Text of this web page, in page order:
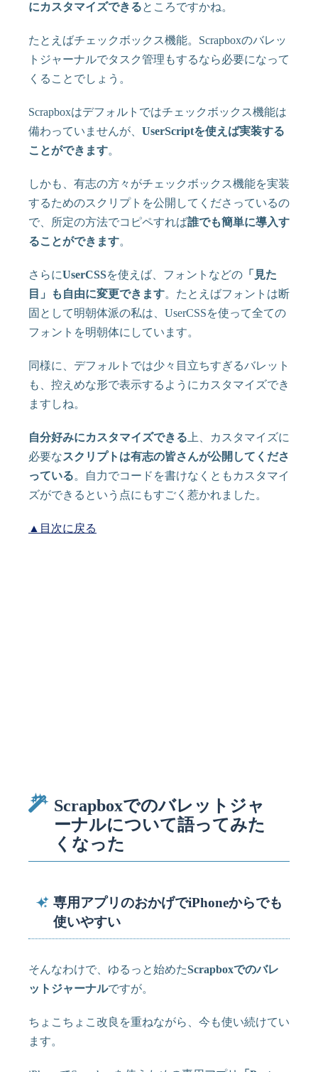
にカスタマイズできるところですかね。
たとえばチェックボックス機能。Scrapboxのバレッ
トジャーナルでタスク管理もするなら必要になって
くることでしょう。
Scrapboxはデフォルトではチェックボックス機能は
備わっていませんが、 UserScriptを使えば実装する
ことができます。
しかも、有志の方々がチェックボックス機能を実装
するためのスクリプトを公開してくださっているの
で、所定の方法でコピペすれば誰でも簡単に導入す
ることができます。
さらにUserCSSを使えば、フォントなどの 「見た
目」も自由に変更できます。たとえばフォントは断
固として明朝体派の私は、UserCSSを使って全ての
フォントを明朝体にしています。
同様に、デフォルトでは少々目立ちすぎるバレット
も、控えめな形で表示するようにカスタマイズでき
ますしね。
自分好みにカスタマイズできる 上、カスタマイズに
必要なスクリプトは有志の皆さんが公開してくださ
っている。自力でコードを書けなくともカスタマイ
ズができるという点にもすごく惹かれました。
▲目次に戻る
Scrapboxでのバレットジャ
ーナルについて語ってみた
くなった
専用アプリのおかげでiPhoneからでも
使いやすい
そんなわけで、ゆるっと始めたScrapboxでのバレ
ットジャーナルですが。
ちょこちょこ改良を重ねながら、今も使い続けてい
ます。